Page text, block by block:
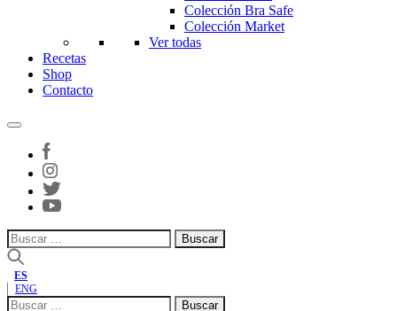
Colección Bra Safe
Colección Market
Ver todas
Recetas
Shop
Contacto
Buscar:
ES
ENG
Buscar: